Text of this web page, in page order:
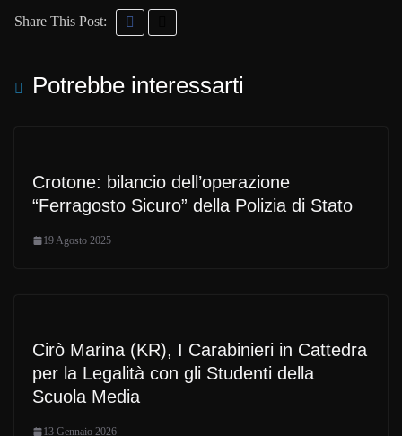
Share This Post:
Potrebbe interessarti
Crotone: bilancio dell’operazione
“Ferragosto Sicuro” della Polizia di Stato
19 Agosto 2025
Cirò Marina (KR), I Carabinieri in Cattedra
per la Legalità con gli Studenti della
Scuola Media
13 Gennaio 2026